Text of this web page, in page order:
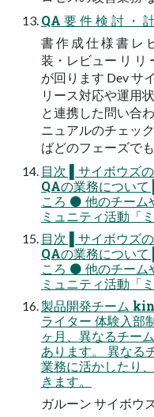
QA 要 件 検 討 ・
書 作 成 仕 様 書 レ
装・レビュー リ リ
が回ります Dev サ
リース対応や運用
と連携した問い合
ニュアルのチェッ
ばどのフェーズで
目次 ▌サイボウズ
QAの業務につい
ころ ⚫ 他のチーム
ミュニティ活動「
目次 ▌サイボウズ
QAの業務につい
ころ ⚫ 他のチーム
ミュニティ活動「
製品開発チーム
ライター 体験入部
ヶ月、異なるチー
あります。 異なる
業務に活かしたり
きます。
ガルーン サイボウ